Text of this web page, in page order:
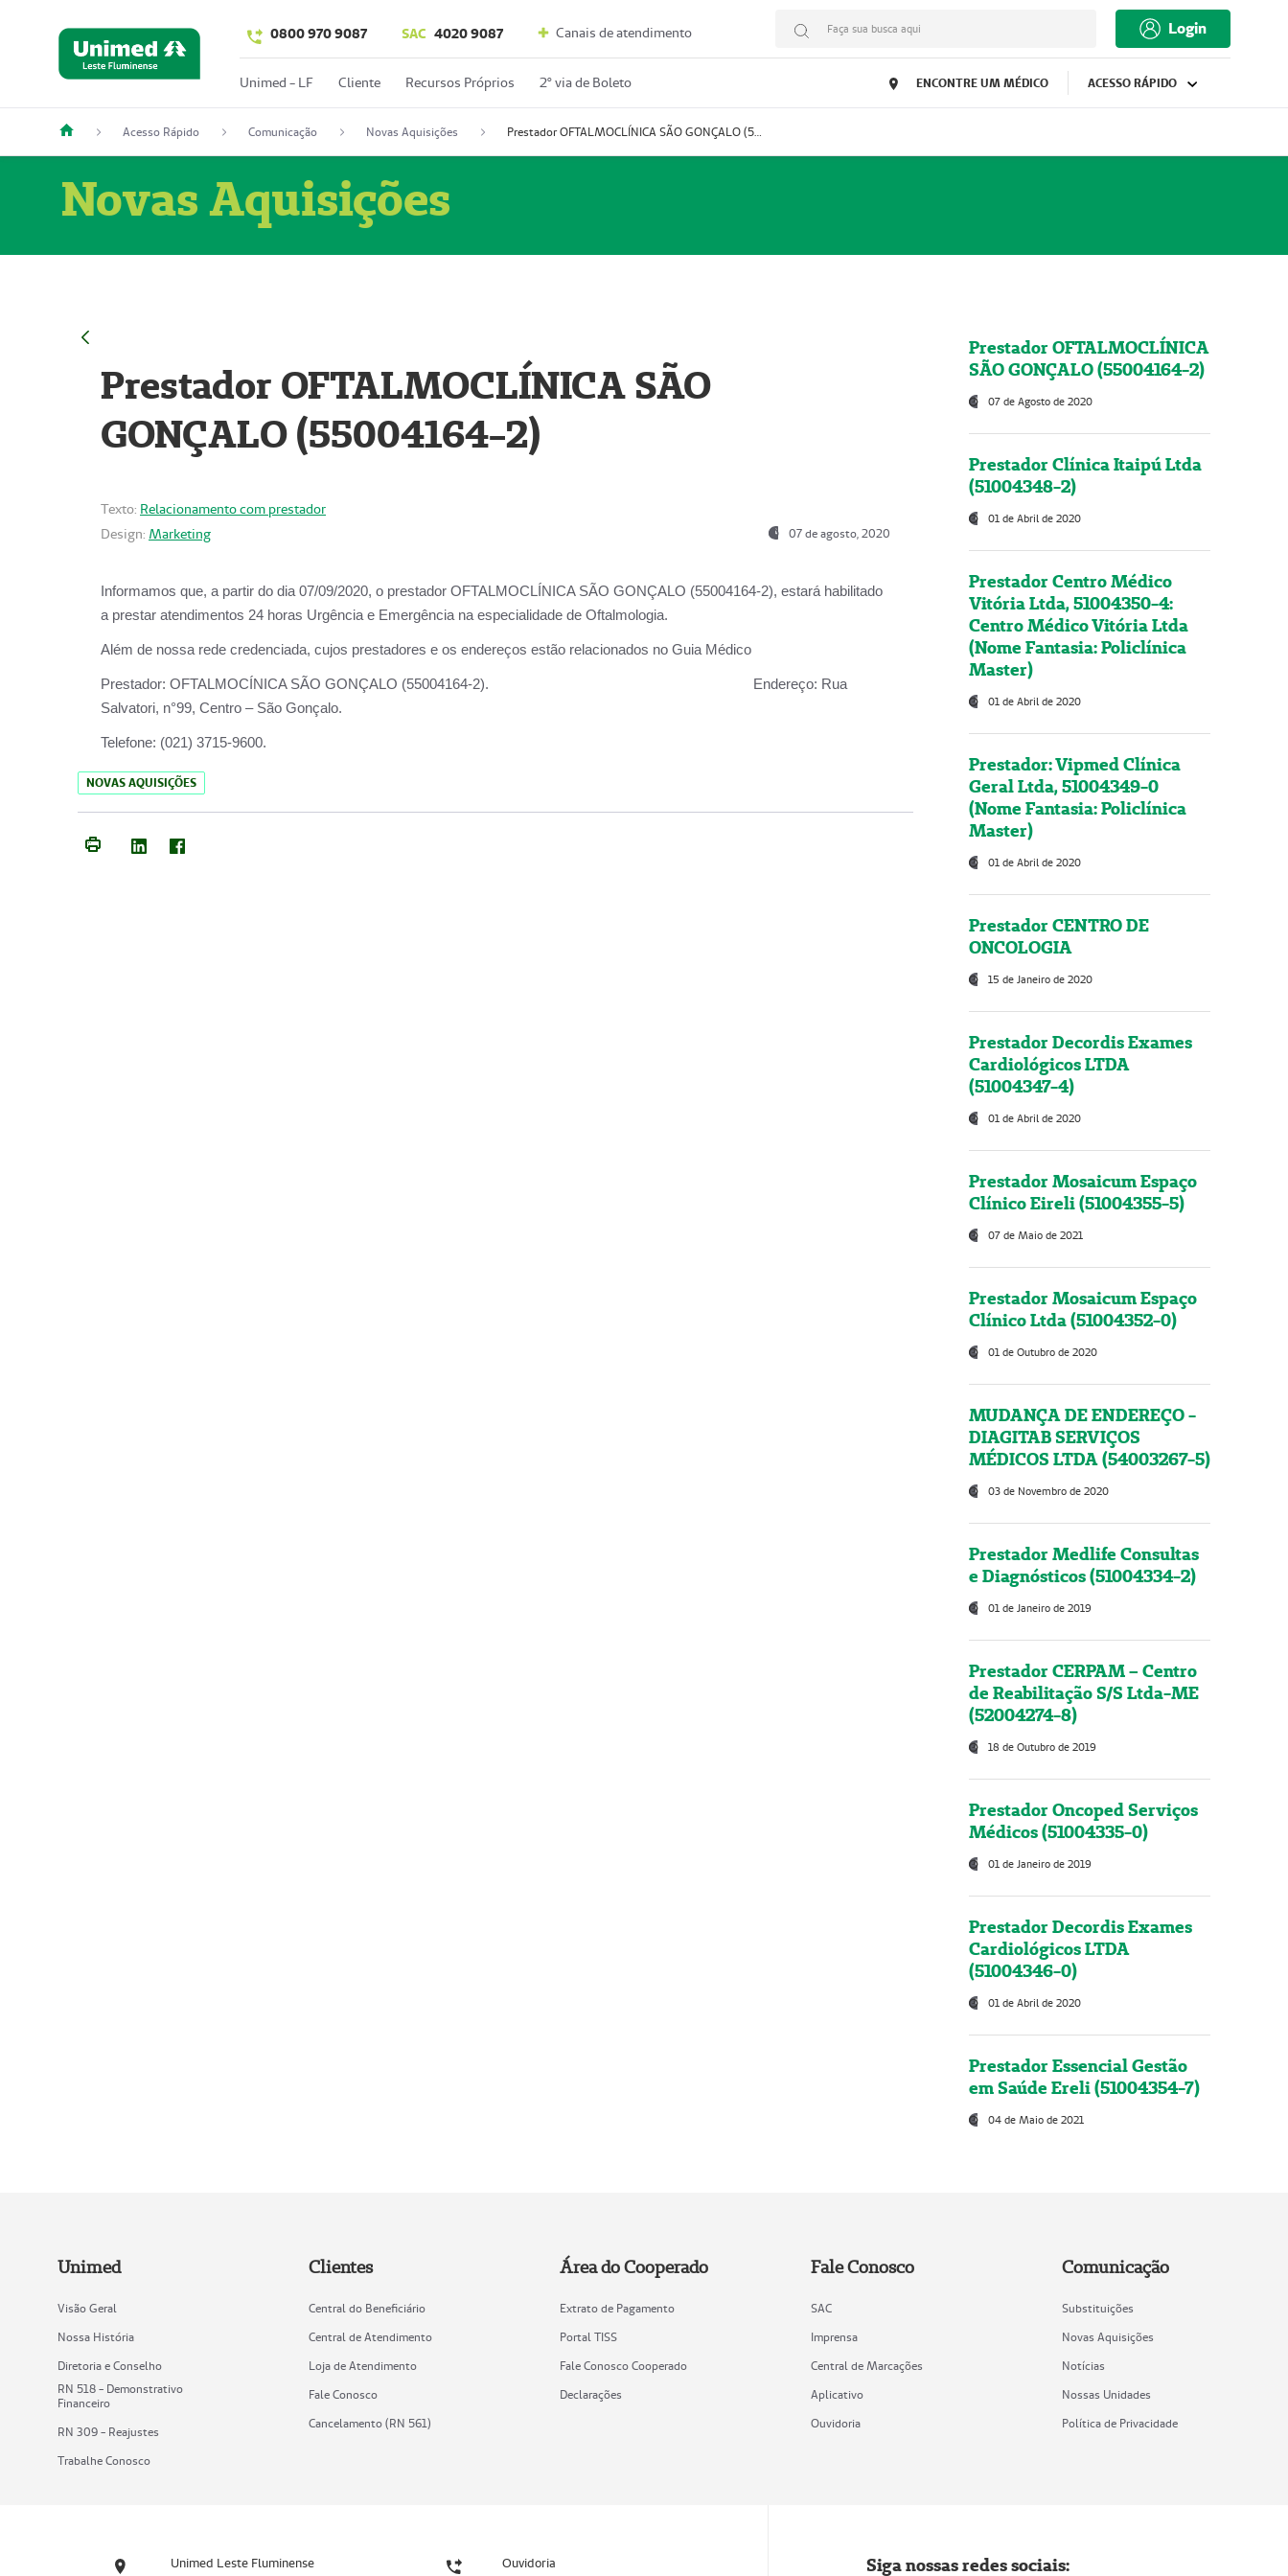
0800 970 9087 SAC 4020 9087 Canais de atendimento Faça sua busca aqui Login
Unimed - LF Cliente Recursos Próprios 2º via de Boleto ENCONTRE UM MÉDICO ACESSO RÁPIDO
Acesso Rápido Comunicação Novas Aquisições Prestador OFTALMOCLÍNICA SÃO GONÇALO (55004164-2)
Novas Aquisições
Prestador OFTALMOCLÍNICA SÃO
GONÇALO (55004164-2)
Texto: Relacionamento com prestador
Design: Marketing 07 de agosto, 2020
Informamos que, a partir do dia 07/09/2020, o prestador OFTALMOCLÍNICA SÃO GONÇALO (55004164-2), estará habilitado
a prestar atendimentos 24 horas Urgência e Emergência na especialidade de Oftalmologia.
Além de nossa rede credenciada, cujos prestadores e os endereços estão relacionados no Guia Médico
Prestador: OFTALMOCÍNICA SÃO GONÇALO (55004164-2). Endereço: Rua
Salvatori, n°99, Centro – São Gonçalo.
Telefone: (021) 3715-9600.
NOVAS AQUISIÇÕES
Prestador OFTALMOCLÍNICA
SÃO GONÇALO (55004164-2)
07 de Agosto de 2020
Prestador Clínica Itaipú Ltda
(51004348-2)
01 de Abril de 2020
Prestador Centro Médico
Vitória Ltda, 51004350-4:
Centro Médico Vitória Ltda
(Nome Fantasia: Policlínica
Master)
01 de Abril de 2020
Prestador: Vipmed Clínica
Geral Ltda, 51004349-0
(Nome Fantasia: Policlínica
Master)
01 de Abril de 2020
Prestador CENTRO DE
ONCOLOGIA
15 de Janeiro de 2020
Prestador Decordis Exames
Cardiológicos LTDA
(51004347-4)
01 de Abril de 2020
Prestador Mosaicum Espaço
Clínico Eireli (51004355-5)
07 de Maio de 2021
Prestador Mosaicum Espaço
Clínico Ltda (51004352-0)
01 de Outubro de 2020
MUDANÇA DE ENDEREÇO -
DIAGITAB SERVIÇOS
MÉDICOS LTDA (54003267-5)
03 de Novembro de 2020
Prestador Medlife Consultas
e Diagnósticos (51004334-2)
01 de Janeiro de 2019
Prestador CERPAM – Centro
de Reabilitação S/S Ltda-ME
(52004274-8)
18 de Outubro de 2019
Prestador Oncoped Serviços
Médicos (51004335-0)
01 de Janeiro de 2019
Prestador Decordis Exames
Cardiológicos LTDA
(51004346-0)
01 de Abril de 2020
Prestador Essencial Gestão
em Saúde Ereli (51004354-7)
04 de Maio de 2021
Unimed
Visão Geral
Nossa História
Diretoria e Conselho
RN 518 - Demonstrativo
Financeiro
RN 309 - Reajustes
Trabalhe Conosco
Clientes
Central do Beneficiário
Central de Atendimento
Loja de Atendimento
Fale Conosco
Cancelamento (RN 561)
Área do Cooperado
Extrato de Pagamento
Portal TISS
Fale Conosco Cooperado
Declarações
Fale Conosco
SAC
Imprensa
Central de Marcações
Aplicativo
Ouvidoria
Comunicação
Substituições
Novas Aquisições
Notícias
Nossas Unidades
Política de Privacidade
Unimed Leste Fluminense Ouvidoria Siga nossas redes sociais: